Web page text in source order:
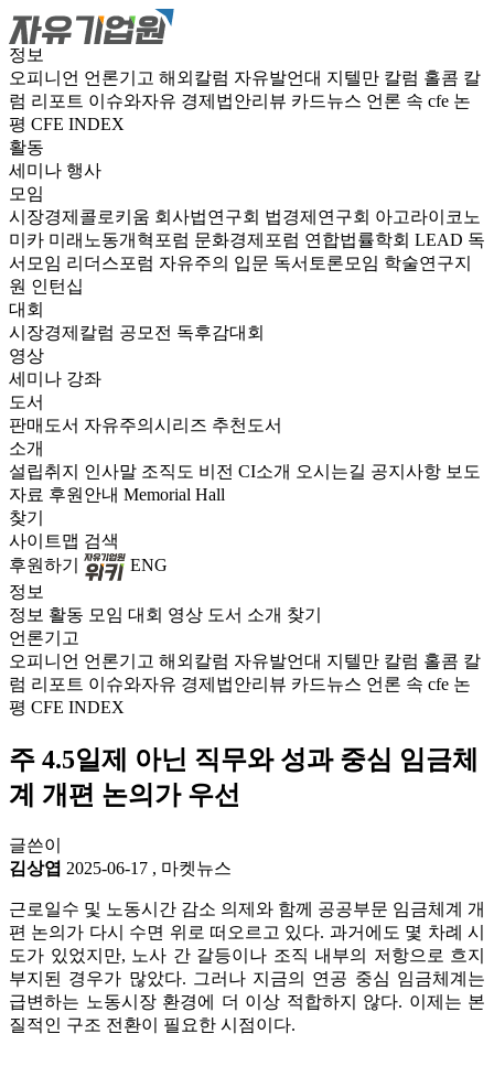
정보
오피니언 언론기고 해외칼럼 자유발언대 지텔만 칼럼 홀콤 칼
럼 리포트 이슈와자유 경제법안리뷰 카드뉴스 언론 속 cfe 논
평 CFE INDEX
활동
세미나 행사
모임
시장경제콜로키움 회사법연구회 법경제연구회 아고라이코노
미카 미래노동개혁포럼 문화경제포럼 연합법률학회 LEAD 독
서모임 리더스포럼 자유주의 입문 독서토론모임 학술연구지
원 인턴십
대회
시장경제칼럼 공모전 독후감대회
영상
세미나 강좌
도서
판매도서 자유주의시리즈 추천도서
소개
설립취지 인사말 조직도 비전 CI소개 오시는길 공지사항 보도
자료 후원안내 Memorial Hall
찾기
사이트맵 검색
후원하기
ENG
정보
정보 활동 모임 대회 영상 도서 소개 찾기
언론기고
오피니언 언론기고 해외칼럼 자유발언대 지텔만 칼럼 홀콤 칼
럼 리포트 이슈와자유 경제법안리뷰 카드뉴스 언론 속 cfe 논
평 CFE INDEX
주 4.5일제 아닌 직무와 성과 중심 임금체
계 개편 논의가 우선
글쓴이
김상엽 2025-06-17 , 마켓뉴스
근로일수 및 노동시간 감소 의제와 함께 공공부문 임금체계 개
편 논의가 다시 수면 위로 떠오르고 있다. 과거에도 몇 차례 시
도가 있었지만, 노사 간 갈등이나 조직 내부의 저항으로 흐지
부지된 경우가 많았다. 그러나 지금의 연공 중심 임금체계는
급변하는 노동시장 환경에 더 이상 적합하지 않다. 이제는 본
질적인 구조 전환이 필요한 시점이다.